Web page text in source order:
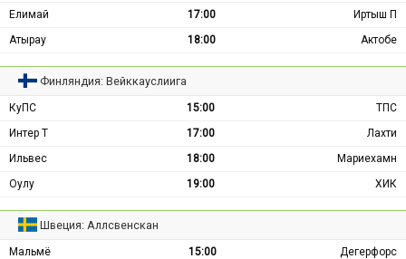
Елимай
17:00
Иртыш П
Атырау
18:00 Актобе
Финляндия: Вейккауслиига
КуПС 15:00
ТПС
Интер Т
17:00
Лахти
Ильвес
18:00
Мариехамн
Оулу
19:00 ХИК
Швеция: Аллсвенскан
Мальмё 15:00
Дегерфорс